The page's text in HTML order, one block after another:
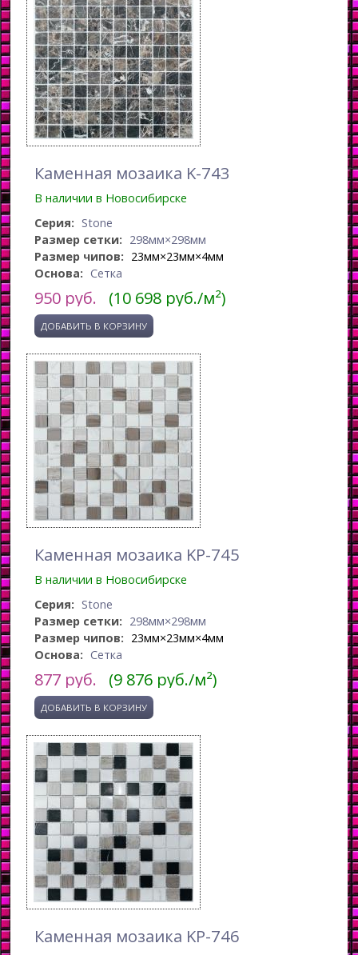
Каменная мозаика K-743
В наличии в Новосибирске
Серия: Stone
Размер сетки: 298мм×298мм
Размер чипов: 23мм×23мм×4мм
Основа: Сетка
950 руб. (10 698 руб./м²)
Каменная мозаика KP-745
В наличии в Новосибирске
Серия: Stone
Размер сетки: 298мм×298мм
Размер чипов: 23мм×23мм×4мм
Основа: Сетка
877 руб. (9 876 руб./м²)
Каменная мозаика KP-746